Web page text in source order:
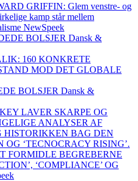
GRIFFIN: Glem venstre- og
kamp står mellem
NewSpeek
BOLSJER Dansk &
160 KONKRETE
MOD DET GLOBALE
BOLSJER Dansk &
LAVER SKARPE OG
ANALYSER AF
BAG DEN
‘TECNOCRACY RISING’.
FORMIDLE BEGREBERNE
‘COMPLIANCE’ OG